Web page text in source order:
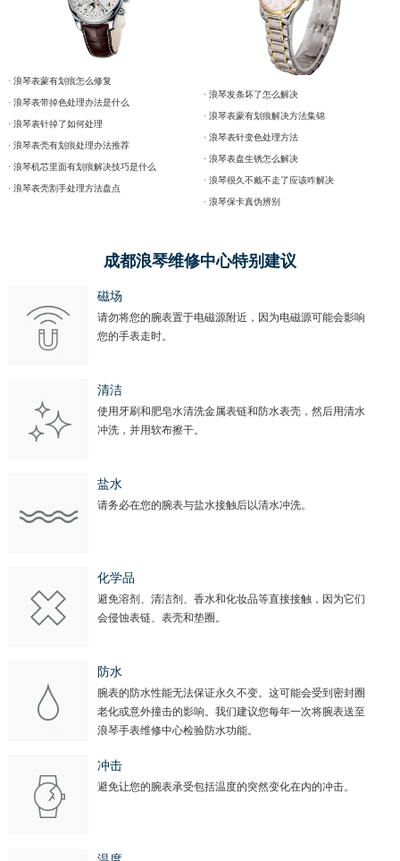
· 浪琴表蒙有划痕怎么修复
· 浪琴表带掉色处理办法是什么
· 浪琴表针掉了如何处理
· 浪琴表壳有划痕处理办法推荐
· 浪琴机芯里面有划痕解决技巧是什么
· 浪琴表壳割手处理方法盘点
· 浪琴发条坏了怎么解决
· 浪琴表蒙有划痕解决方法集锦
· 浪琴表针变色处理方法
· 浪琴表盘生锈怎么解决
· 浪琴很久不戴不走了应该咋解决
· 浪琴保卡真伪辨别
成都浪琴维修中心特别建议
磁场
请勿将您的腕表置于电磁源附近，因为电磁源可能会影响
您的手表走时。
清洁
使用牙刷和肥皂水清洗金属表链和防水表壳，然后用清水
冲洗，并用软布擦干。
盐水
请务必在您的腕表与盐水接触后以清水冲洗。
化学品
避免溶剂、清洁剂、香水和化妆品等直接接触，因为它们
会侵蚀表链、表壳和垫圈。
防水
腕表的防水性能无法保证永久不变。这可能会受到密封圈
老化或意外撞击的影响。我们建议您每年一次将腕表送至
浪琴手表维修中心检验防水功能。
冲击
避免让您的腕表承受包括温度的突然变化在内的冲击。